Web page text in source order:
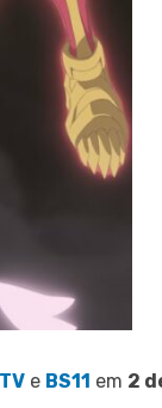
e BS11 em 2